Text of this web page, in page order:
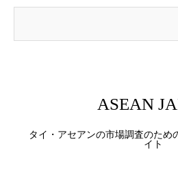
ASEAN
タイ・アセアンの市場調査のため
イト